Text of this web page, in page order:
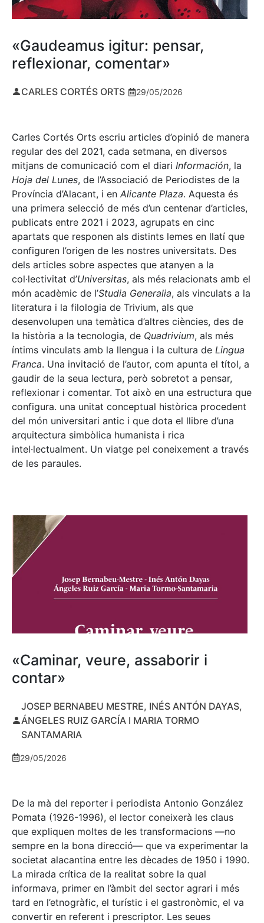
«Gaudeamus igitur: pensar,
reflexionar, comentar»
CARLES CORTÉS ORTS 29/05/2026
Carles Cortés Orts escriu articles d’opinió de manera
regular des del 2021, cada setmana, en diversos
mitjans de comunicació com el diari Información, la
Hoja del Lunes, de l’Associació de Periodistes de la
Província d’Alacant, i en Alicante Plaza. Aquesta és
una primera selecció de més d’un centenar d’articles,
publicats entre 2021 i 2023, agrupats en cinc
apartats que responen als distints lemes en llatí que
configuren l’origen de les nostres universitats. Des
dels articles sobre aspectes que atanyen a la
col·lectivitat d’Universitas, als més relacionats amb el
món acadèmic de l’Studia Generalia, als vinculats a la
literatura i la filologia de Trivium, als que
desenvolupen una temàtica d’altres ciències, des de
la història a la tecnologia, de Quadrivium, als més
íntims vinculats amb la llengua i la cultura de Lingua
Franca. Una invitació de l’autor, com apunta el títol, a
gaudir de la seua lectura, però sobretot a pensar,
reflexionar i comentar. Tot això en una estructura que
configura. una unitat conceptual històrica procedent
del món universitari antic i que dota el llibre d’una
arquitectura simbòlica humanista i rica
intel·lectualment. Un viatge pel coneixement a través
de les paraules.
«Caminar, veure, assaborir i
contar»
JOSEP BERNABEU MESTRE, INÉS ANTÓN DAYAS,
ÁNGELES RUIZ GARCÍA I MARIA TORMO
SANTAMARIA
29/05/2026
De la mà del reporter i periodista Antonio González
Pomata (1926-1996), el lector coneixerà les claus
que expliquen moltes de les transformacions —no
sempre en la bona direcció— que va experimentar la
societat alacantina entre les dècades de 1950 i 1990.
La mirada crítica de la realitat sobre la qual
informava, primer en l’àmbit del sector agrari i més
tard en l’etnogràfic, el turístic i el gastronòmic, el va
convertir en referent i prescriptor. Les seues